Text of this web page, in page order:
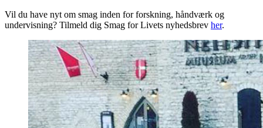
Vil du have nyt om smag inden for forskning, håndværk og
undervisning? Tilmeld dig Smag for Livets nyhedsbrev her.